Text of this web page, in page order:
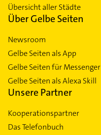
Übersicht aller Städte
Über Gelbe Seiten
Newsroom
Gelbe Seiten als App
Gelbe Seiten für Messenger
Gelbe Seiten als Alexa Skill
Unsere Partner
Kooperationspartner
Das Telefonbuch